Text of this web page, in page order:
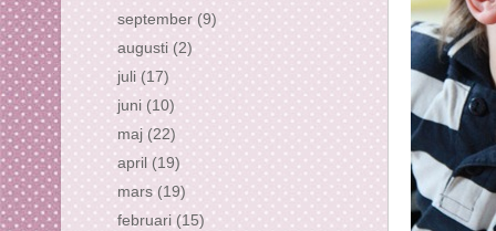
september (9)
augusti(2)
juli(17)
juni (10)
maj(22)
april (19)
mars (19)
februari (15)